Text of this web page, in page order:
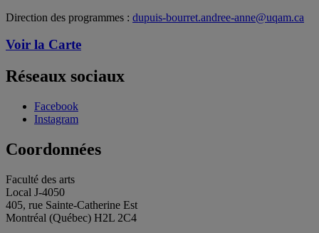
Direction des programmes : dupuis-bourret.andree-anne@uqam.ca
Voir la Carte
Réseaux sociaux
Facebook
Instagram
Coordonnées
Faculté des arts
Local J-4050
405, rue Sainte-Catherine Est
Montréal (Québec) H2L 2C4